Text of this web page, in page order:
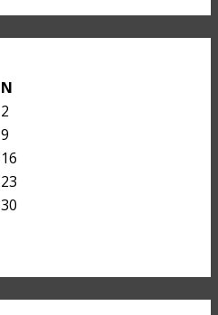
N
2
9
16
23
30